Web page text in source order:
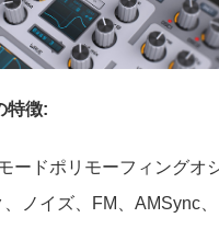
特徴:
ードポリモーフィングオ
ノイズ、FM、AMSync、